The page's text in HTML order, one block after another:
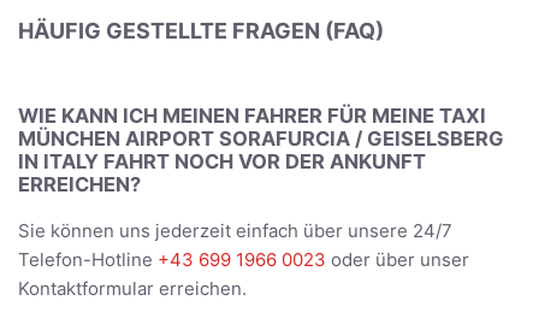
HÄUFIG GESTELLTE FRAGEN (FAQ)
WIE KANN ICH MEINEN FAHRER FÜR MEINE TAXI
MÜNCHEN AIRPORT SORAFURCIA / GEISELSBERG
IN ITALY FAHRT NOCH VOR DER ANKUNFT
ERREICHEN?
Sie können uns jederzeit einfach über unsere 24/7
Telefon-Hotline +43 699 1966 0023 oder über unser
Kontaktformular erreichen.